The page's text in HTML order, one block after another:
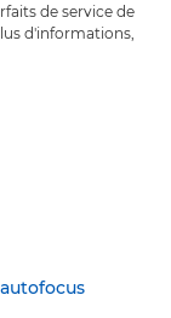
de service de
d'informations,